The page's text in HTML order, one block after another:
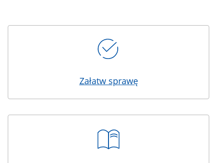
Kafelki
Załatw sprawę